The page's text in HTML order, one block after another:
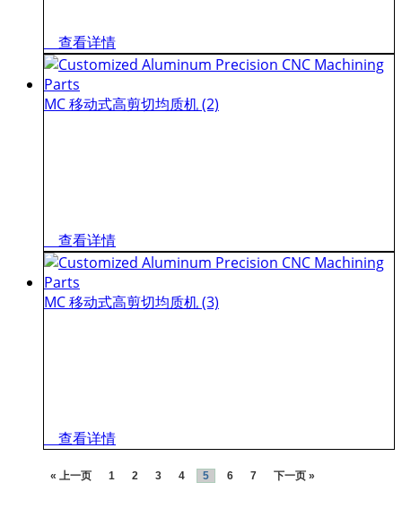
查看详情
MC 移动式高剪切均质机 (2)
查看详情
MC 移动式高剪切均质机 (3)
查看详情
« 上一页 1 2 3 4 5 6 7 下一页 »